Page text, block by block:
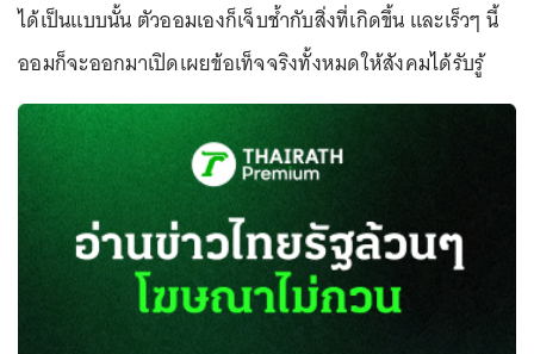
ได้เป็นแบบนั้น ตัวออมเองก็เจ็บช้ำกับสิ่งที่เกิดขึ้น และเร็วๆ นี้
ออมก็จะออกมาเปิดเผยข้อเท็จจริงทั้งหมดให้สังคมได้รับรู้